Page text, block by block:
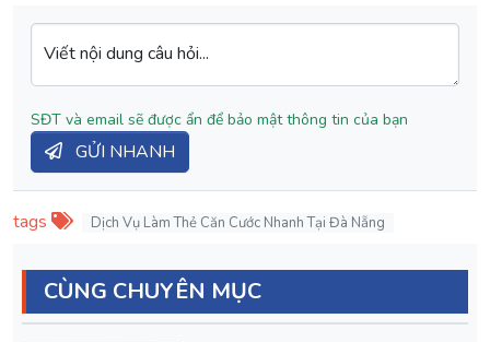
Viết nội dung câu hỏi...
SĐT và email sẽ được ẩn để bảo mật thông tin của bạn
GỬI NHANH
tags Dịch Vụ Làm Thẻ Căn Cước Nhanh Tại Đà Nẵng
CÙNG CHUYÊN MỤC